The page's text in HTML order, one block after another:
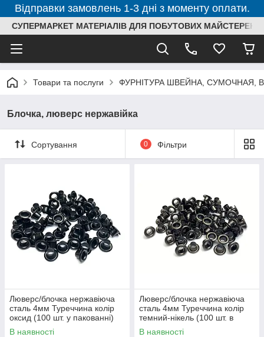
Відправки замовлень 1-3 дні з моменту оплати.
СУПЕРМАРКЕТ МАТЕРІАЛІВ ДЛЯ ПОБУТОВИХ МАЙСТЕРЕНЬ
Товари та послуги ФУРНІТУРА ШВЕЙНА, СУМОЧНАЯ,
Блочка, люверс нержавійка
Сортування 0 Фільтри
Люверс/блочка нержавіюча
сталь 4мм Туреччина колір
оксид (100 шт. у пакованні)
В наявності
Люверс/блочка нержавіюча
сталь 4мм Туреччина колір
темний-нікель (100 шт. в
пакованні)
В наявності